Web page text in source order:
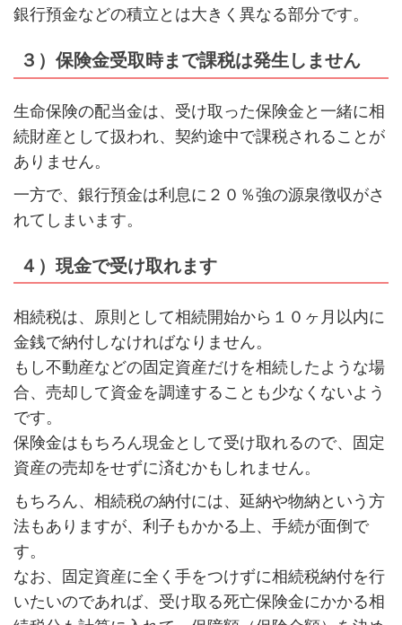
銀行預金などの積立とは大きく異なる部分です。
３）保険金受取時まで課税は発生しません
生命保険の配当金は、受け取った保険金と一緒に相
続財産として扱われ、契約途中で課税されることが
ありません。
一方で、銀行預金は利息に２０％強の源泉徴収がさ
れてしまいます。
４）現金で受け取れます
相続税は、原則として相続開始から１０ヶ月以内に
金銭で納付しなければなりません。
もし不動産などの固定資産だけを相続したような場
合、売却して資金を調達することも少なくないよう
です。
保険金はもちろん現金として受け取れるので、固定
資産の売却をせずに済むかもしれません。
もちろん、相続税の納付には、延納や物納という方
法もありますが、利子もかかる上、手続が面倒で
す。
なお、固定資産に全く手をつけずに相続税納付を行
いたいのであれば、受け取る死亡保険金にかかる相